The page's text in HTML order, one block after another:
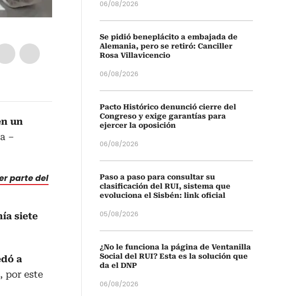
un
–
parte del
siete
a
por este
06/08/2026
Se pidió beneplácito a embajada de
Alemania, pero se retiró: Canciller
Rosa Villavicencio
06/08/2026
Pacto Histórico denunció cierre del
Congreso y exige garantías para
ejercer la oposición
06/08/2026
Paso a paso para consultar su
clasificación del RUI, sistema que
evoluciona el Sisbén: link oficial
05/08/2026
¿No le funciona la página de Ventanilla
Social del RUI? Esta es la solución que
da el DNP
06/08/2026